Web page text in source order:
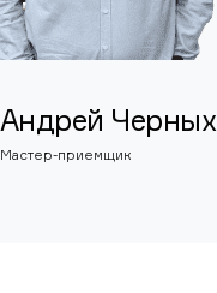
Андрей Черных
Мастер-приемщик